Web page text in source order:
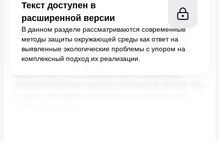
Текст доступен в
расширенной версии
В данном разделе рассматриваются современные
методы защиты окружающей среды как ответ на
выявленные экологические проблемы с упором на
комплексный подход их реализации.